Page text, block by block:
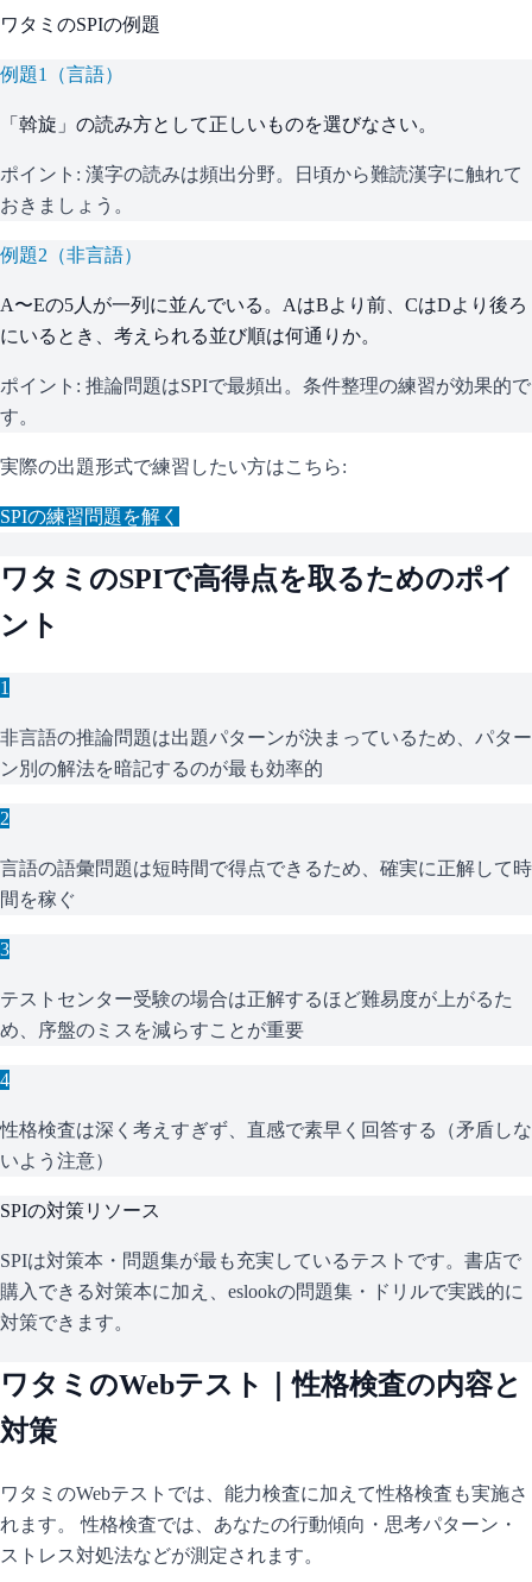
ワタミ のSPIの例題
例題1 （言語）
「斡旋」の読み方として正しいものを選びなさい。
ポイント: 漢字の読みは頻出分野。日頃から難読漢字に触れて
おきましょう。
例題2 （非言語）
A〜Eの5人が一列に並んでいる。AはBより前、CはDより後ろ
にいるとき、考えられる並び順は何通りか。
ポイント: 推論問題はSPIで最頻出。条件整理の練習が効果的で
す。
実際の出題形式で練習したい方はこちら:
SPIの練習問題を解く
ワタミ のSPIで高得点を取るためのポイ
ント
1
非言語の推論問題は出題パターンが決まっているため、パター
ン別の解法を暗記するのが最も効率的
2
言語の語彙問題は短時間で得点できるため、確実に正解して時
間を稼ぐ
3
テストセンター受験の場合は正解するほど難易度が上がるた
め、序盤のミスを減らすことが重要
4
性格検査は深く考えすぎず、直感で素早く回答する（矛盾しな
いよう注意）
SPIの対策リソース
SPIは対策本・問題集が最も充実しているテストです。書店で
購入できる対策本に加え、eslookの問題集・ドリルで実践的に
対策できます。
ワタミ のWebテスト｜性格検査の内容と
対策
ワタミ のWebテストでは、能力検査に加えて性格検査も実施さ
れます。 性格検査では、あなたの行動傾向・思考パターン・
ストレス対処法などが測定されます。